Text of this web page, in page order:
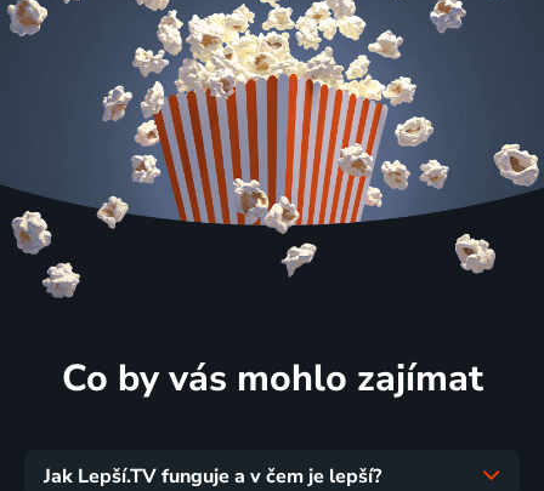
Co by vás mohlo zajímat
Jak Lepší.TV funguje a v čem je lepší?